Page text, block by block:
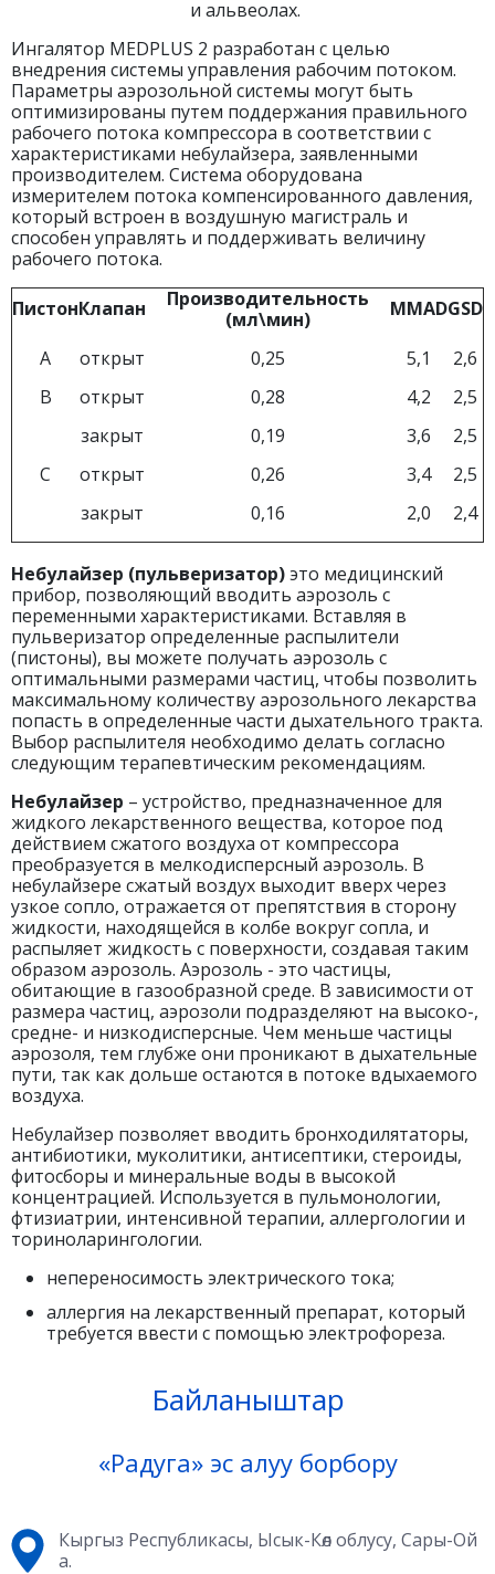
и альвеолах.
Ингалятор MEDPLUS 2 разработан с целью
внедрения системы управления рабочим потоком.
Параметры аэрозольной системы могут быть
оптимизированы путем поддержания правильного
рабочего потока компрессора в соответствии с
характеристиками небулайзера, заявленными
производителем. Система оборудована
измерителем потока компенсированного давления,
который встроен в воздушную магистраль и
способен управлять и поддерживать величину
рабочего потока.
ПистонКлапан
Производительность
(мл\мин)
MMADGSD
A открыт 0,25 5,1
2,6
B
открыт 0,28 4,2
2,5
закрыт
0,19 3,6
2,5
C
открыт 0,26 3,4
2,5
закрыт
0,16 2,0 2,4
Небулайзер (пульверизатор)это медицинский
прибор, позволяющий вводить аэрозоль с
переменными характеристиками. Вставляя в
пульверизатор определенные распылители
(пистоны), вы можете получать аэрозоль с
оптимальными размерами частиц, чтобы позволить
максимальному количеству аэрозольного лекарства
попасть в определенные части дыхательного тракта.
Выбор распылителя необходимо делать согласно
следующим терапевтическим рекомендациям.
Небулайзер – устройство, предназначенное для
жидкого лекарственного вещества, которое под
действием сжатого воздуха от компрессора
преобразуется в мелкодисперсный аэрозоль. В
небулайзере сжатый воздух выходит вверх через
узкое сопло, отражается от препятствия в сторону
жидкости, находящейся в колбе вокруг сопла, и
распыляет жидкость с поверхности, создавая таким
образом аэрозоль. Аэрозоль - это частицы,
обитающие в газообразной среде. В зависимости от
размера частиц, аэрозоли подразделяют на высоко-,
средне- и низкодисперсные. Чем меньше частицы
аэрозоля, тем глубже они проникают в дыхательные
пути, так как дольше остаются в потоке вдыхаемого
воздуха.
Небулайзер позволяет вводить бронходилятаторы,
антибиотики, муколитики, антисептики, стероиды,
фитосборы и минеральные воды в высокой
концентрацией. Используется в пульмонологии,
фтизиатрии, интенсивной терапии, аллергологии и
ториноларингологии.
непереносимость электрического тока;
аллергия на лекарственный препарат, который
требуется ввести с помощью электрофореза.
Байланыштар
«Радуга» эс алуу борбору
Кыргыз Республикасы, Ысык-Көл облусу, Сары-Ой
а.